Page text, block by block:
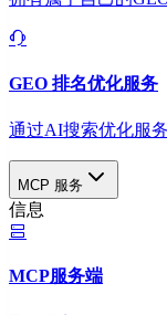
GEO 排名优化服务
通过AI搜索优化服
MCP 服务
信息
MCP服务端